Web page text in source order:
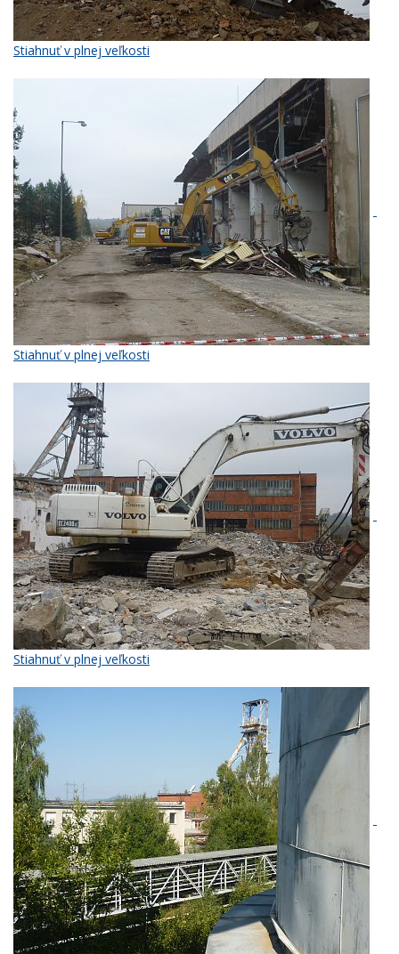
Stiahnuť v plnej veľkosti
Stiahnuť v plnej veľkosti
Stiahnuť v plnej veľkosti